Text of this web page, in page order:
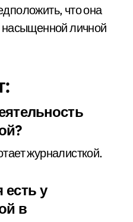
что она
насыщенной личной
журналисткой.
есть у
в